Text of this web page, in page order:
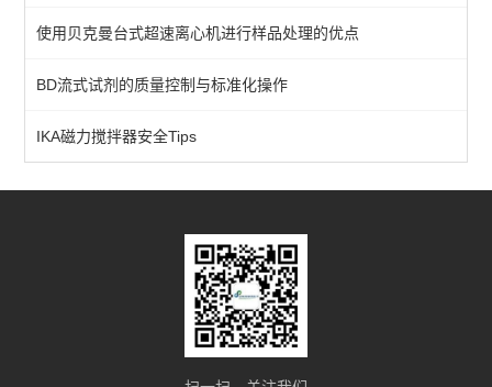
磁力架
核酸纯化
细胞计数
查看全部 >>
使用贝克曼台式超速离心机进行样品处理的优点
BD流式试剂的质量控制与标准化操作
IKA磁力搅拌器安全Tips